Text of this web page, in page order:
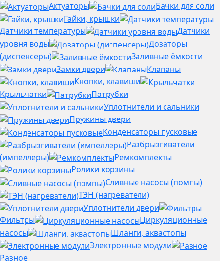
Актуаторы
Бачки для соли
Гайки, крышки
Датчики температуры
Датчики
уровня воды
Дозаторы
(диспенсеры)
Заливные ёмкости
Замки двери
Клапаны
Кнопки, клавиши
Крыльчатки
Патрубки
Уплотнители и сальники
Пружины двери
Конденсаторы пусковые
Разбрызгиватели
(импеллеры)
Ремкомплекты
Ролики корзины
Сливные насосы (помпы)
ТЭН (нагреватели)
Уплотнители двери
Фильтры
Циркуляционные
насосы
Шланги, аквастопы
Электронные модули
Разное